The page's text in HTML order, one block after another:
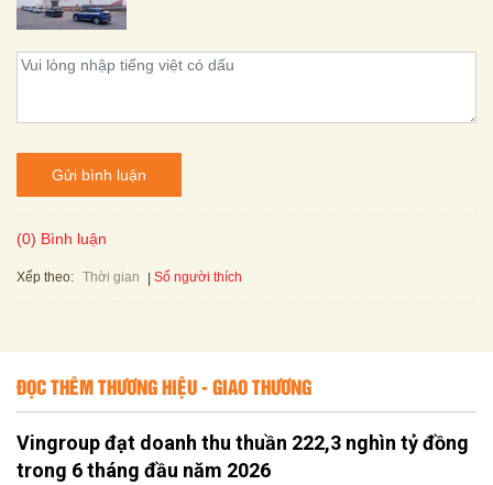
Gửi bình luận
(0) Bình luận
Xếp theo: Thời gian Số người thích
ĐỌC THÊM THƯƠNG HIỆU - GIAO THƯƠNG
Vingroup đạt doanh thu thuần 222,3 nghìn tỷ đồng
trong 6 tháng đầu năm 2026